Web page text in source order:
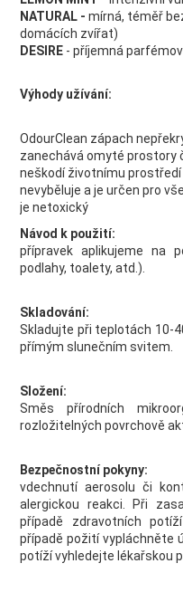
NATURAL -mírná, téměř
domácích zvířat)
DESIRE - příjemná
Výhody užívání:
OdourClean zápach
zanechává omyté prostory
neškodí životnímu prostředí
nevyběluje a je určen pro
je netoxický
Návod k použití:
přípravek aplikujeme na
podlahy, toalety, atd.).
Skladování:
Skladujte při teplotách 10-
přímým slunečním svitem.
Složení:
Směs přírodních
rozložitelných povrchově
Bezpečnostní pokyny:
vdechnutí aerosolu či
alergickou reakci. Při
případě zdravotních
případě požití vypláchněte
potíží vyhledejte lékařskou